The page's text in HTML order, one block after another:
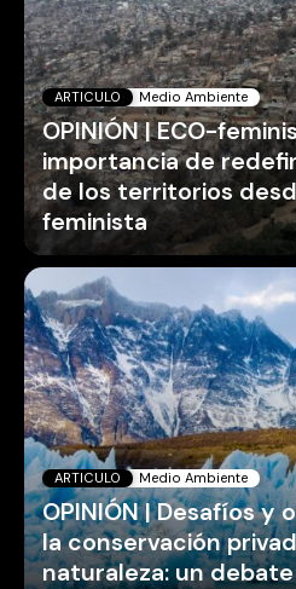
ARTICULO Medio Ambiente
OPINIÓN | ECO-
importancia de
de los territorios
feminista
ARTICULO Medio Ambiente
OPINIÓN | Desafíos y
la conservación
naturaleza: un